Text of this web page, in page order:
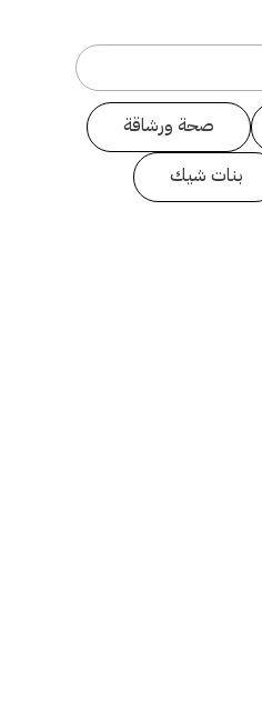
صحة ورشاقة
بنات شيك